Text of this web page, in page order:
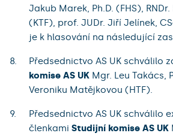
Jakub Marek, Ph.D. (FHS), RNDr.
(KTF), prof. JUDr. Jiří Jelínek,
je k hlasování na následující
Předsednictvo AS UK schválilo
komise AS UK Mgr. Leu Takács,
Veroniku Matějkovou (HTF).
Předsednictvo AS UK schválilo
členkami Studijní komise AS UK